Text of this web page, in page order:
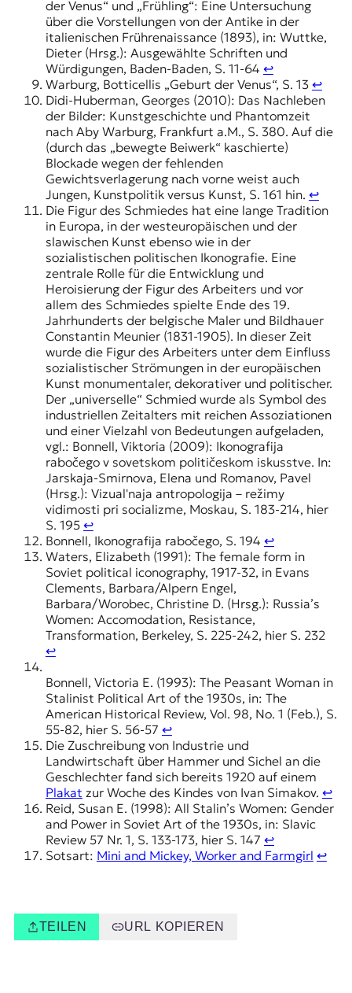
der Venus“ und „Frühling“: Eine Untersuchung
über die Vorstellungen von der Antike in der
italienischen Frührenaissance (1893), in: Wuttke,
Dieter (Hrsg.): Ausgewählte Schriften und
Würdigungen, Baden-Baden, S. 11-64 ↩︎
Warburg, Botticellis „Geburt der Venus“, S. 13 ↩︎
Didi-Huberman, Georges (2010): Das Nachleben
der Bilder: Kunstgeschichte und Phantomzeit
nach Aby Warburg, Frankfurt a.M., S. 380. Auf die
(durch das „bewegte Beiwerk“ kaschierte)
Blockade wegen der fehlenden
Gewichtsverlagerung nach vorne weist auch
Jungen, Kunstpolitik versus Kunst, S. 161 hin. ↩︎
Die Figur des Schmiedes hat eine lange Tradition
in Europa, in der westeuropäischen und der
slawischen Kunst ebenso wie in der
sozialistischen politischen Ikonografie. Eine
zentrale Rolle für die Entwicklung und
Heroisierung der Figur des Arbeiters und vor
allem des Schmiedes spielte Ende des 19.
Jahrhunderts der belgische Maler und Bildhauer
Constantin Meunier (1831-1905). In dieser Zeit
wurde die Figur des Arbeiters unter dem Einfluss
sozialistischer Strömungen in der europäischen
Kunst monumentaler, dekorativer und politischer.
Der „universelle“ Schmied wurde als Symbol des
industriellen Zeitalters mit reichen Assoziationen
und einer Vielzahl von Bedeutungen aufgeladen,
vgl.: Bonnell, Viktoria (2009): Ikonografija
rabočego v sovetskom političeskom iskusstve. In:
Jarskaja-Smirnova, Elena und Romanov, Pavel
(Hrsg.): Vizualʹnaja antropologija – režimy
vidimosti pri socializme, Moskau, S. 183-214, hier
S. 195 ↩︎
Bonnell, Ikonografija rabočego, S. 194 ↩︎
Waters, Elizabeth (1991): The female form in
Soviet political iconography, 1917-32, in Evans
Clements, Barbara/Alpern Engel,
Barbara/Worobec, Christine D. (Hrsg.): Russia’s
Women: Accomodation, Resistance,
Transformation, Berkeley, S. 225-242, hier S. 232
↩︎
Bonnell, Victoria E. (1993): The Peasant Woman in
Stalinist Political Art of the 1930s, in: The
American Historical Review, Vol. 98, No. 1 (Feb.), S.
55-82, hier S. 56-57 ↩︎
Die Zuschreibung von Industrie und
Landwirtschaft über Hammer und Sichel an die
Geschlechter fand sich bereits 1920 auf einem
Plakat zur Woche des Kindes von Ivan Simakov. ↩︎
Reid, Susan E. (1998): All Stalin’s Women: Gender
and Power in Soviet Art of the 1930s, in: Slavic
Review 57 Nr. 1, S. 133-173, hier S. 147 ↩︎
Sotsart: Mini and Mickey, Worker and Farmgirl ↩︎
TEILEN URL KOPIEREN